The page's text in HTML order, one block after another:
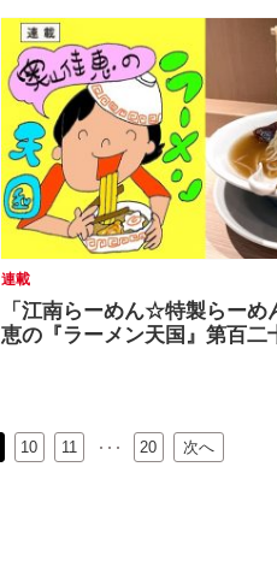
連載
「江南らーめん☆特製らーめ
恵の『ラーメン天国』第百二
10 11 20 次へ